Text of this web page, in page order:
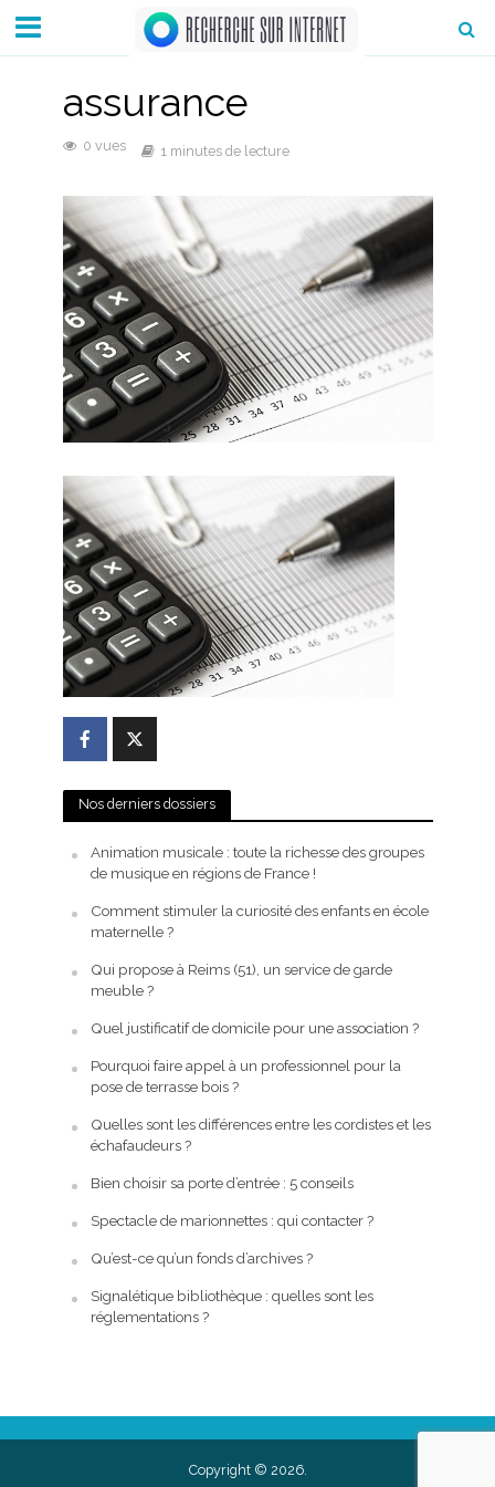
assurance
0 vues 1 minutes de lecture
Nos derniers dossiers
Animation musicale : toute la richesse des groupes
de musique en régions de France !
Comment stimuler la curiosité des enfants en école
maternelle ?
Qui propose à Reims (51), un service de garde
meuble ?
Quel justificatif de domicile pour une association ?
Pourquoi faire appel à un professionnel pour la
pose de terrasse bois ?
Quelles sont les différences entre les cordistes et les
échafaudeurs ?
Bien choisir sa porte d’entrée : 5 conseils
Spectacle de marionnettes : qui contacter ?
Qu’est-ce qu’un fonds d’archives ?
Signalétique bibliothèque : quelles sont les
réglementations ?
Copyright © 2026.